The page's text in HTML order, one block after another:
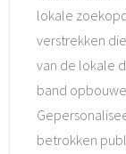
lokale
verstrekken
van de lokale
band
betrokken